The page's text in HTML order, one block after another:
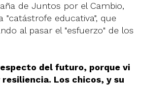
de Juntos por el Cambio,
"catástrofe educativa", que
al pasar el "esfuerzo" de los
del futuro, porque vi
resiliencia. Los chicos, y su